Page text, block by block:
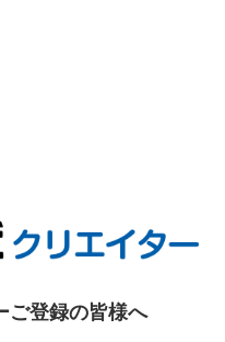
ご登録の皆様へ